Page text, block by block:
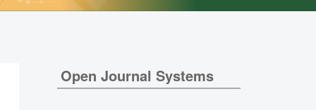
Open Journal Systems